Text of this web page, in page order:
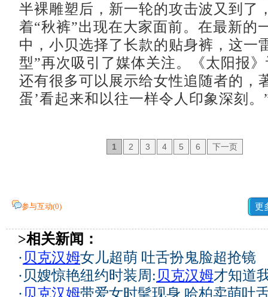
半裸雕塑后，新一轮的攻击波又到了
着“秋裤”出现在大家面前。在最新的
中，小贝选择了长款的贴身裤，这一
型”再次吸引了媒体关注。《太阳报
还有很多可以展示给女性追随者的，
蛋’看起来和以往一样令人印象深刻。
1 2 3 4 5 6 下一页
参与互动(0) 更
>相关新闻：
· 贝克汉姆女儿超萌 吐舌扮鬼脸超抢镜
· 贝嫂惊艳纽约时装周: 贝克汉姆才知道
· 贝克汉姆带爱女时髦现身 哈柏卖萌吐